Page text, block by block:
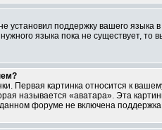
установил поддержку вашего
языка пока не существует,
Первая картинка относится к
называется «аватара». Эта
форуме не включена